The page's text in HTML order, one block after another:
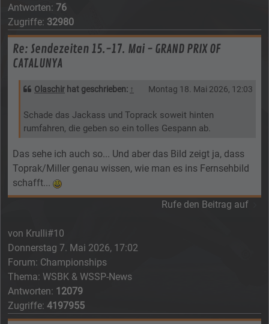
Antworten: 76
Zugriffe: 32980
Re: Sendezeiten 15.-17. Mai - GRAND PRIX OF
CATALUNYA
Olaschir hat geschrieben: ↑ Montag 18. Mai 2026, 12:03
Schade das Jackass und Toprack soweit hinten
rumfahren, die geben so ein tolles Gespann ab.
Das sehe ich auch so... Und aber das Bild zeigt ja, dass
Toprak/Miller genau wissen, wie man es ins Fernsehbild
schafft...
Rufe den Beitrag auf
von Krulli#10
Donnerstag 7. Mai 2026, 17:02
Forum: Championships
Thema: WSBK & WSSP-News
Antworten: 12079
Zugriffe: 4197955